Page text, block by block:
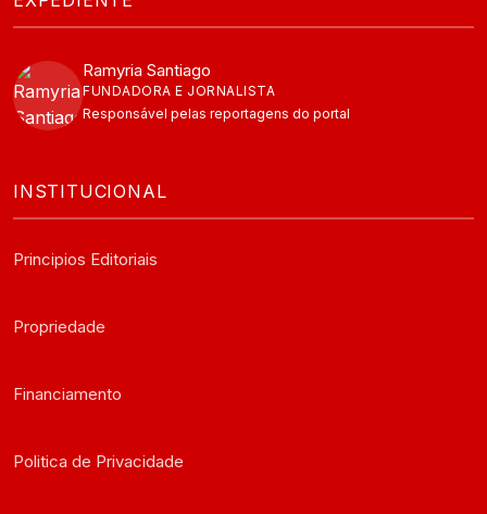
Ramyria Santiago
FUNDADORA E JORNALISTA
Responsável pelas reportagens do portal
INSTITUCIONAL
Principios Editoriais
Propriedade
Financiamento
Politica de Privacidade